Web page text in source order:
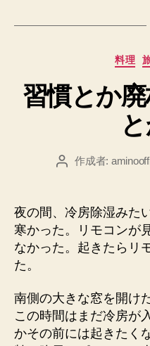
料理
習慣とか
と
投 作成者:
夜の間、冷房除湿みた
寒かった。リモコンが
なかった。起きたらリ
た。
南側の大きな窓を開け
この時間はまだ冷房が
かその前には起きたく